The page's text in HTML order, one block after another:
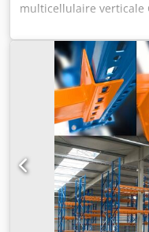
multicellulaire verticale
avec un moteur
L'appareil est en
prêt à l'emploi. Son
les signes normaux
Caractéristiques de la
Modèle : CRK2-260
kW Alimentation :
N T Tjfx Aavea Débit :
: 107–225 m
Grundfos Modèle : MG
kW Alimentation :
de rotation :
Classe d'isolation : F